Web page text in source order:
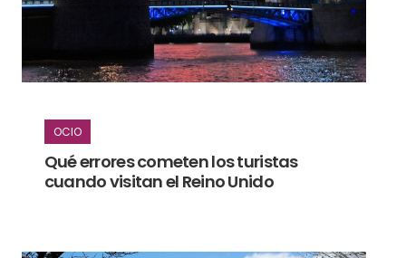
OCIO
Qué errores cometen los turistas
cuando visitan el Reino Unido